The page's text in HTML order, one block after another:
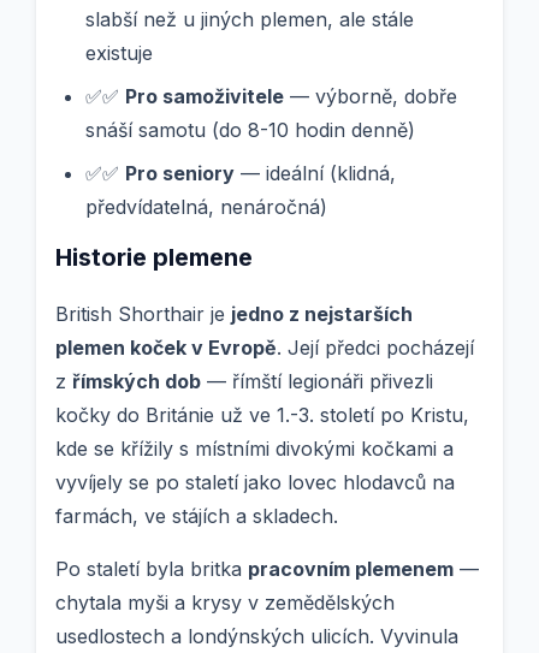
slabší než u jiných plemen, ale stále
existuje
✅✅ Pro samoživitele — výborně, dobře
snáší samotu (do 8-10 hodin denně)
✅✅ Pro seniory — ideální (klidná,
předvídatelná, nenáročná)
Historie plemene
British Shorthair je jedno z nejstarších
plemen koček v Evropě. Její předci pocházejí
z římských dob — římští legionáři přivezli
kočky do Británie už ve 1.-3. století po Kristu,
kde se křížily s místními divokými kočkami a
vyvíjely se po staletí jako lovec hlodavců na
farmách, ve stájích a skladech.
Po staletí byla britka pracovním plemenem —
chytala myši a krysy v zemědělských
usedlostech a londýnských ulicích. Vyvinula